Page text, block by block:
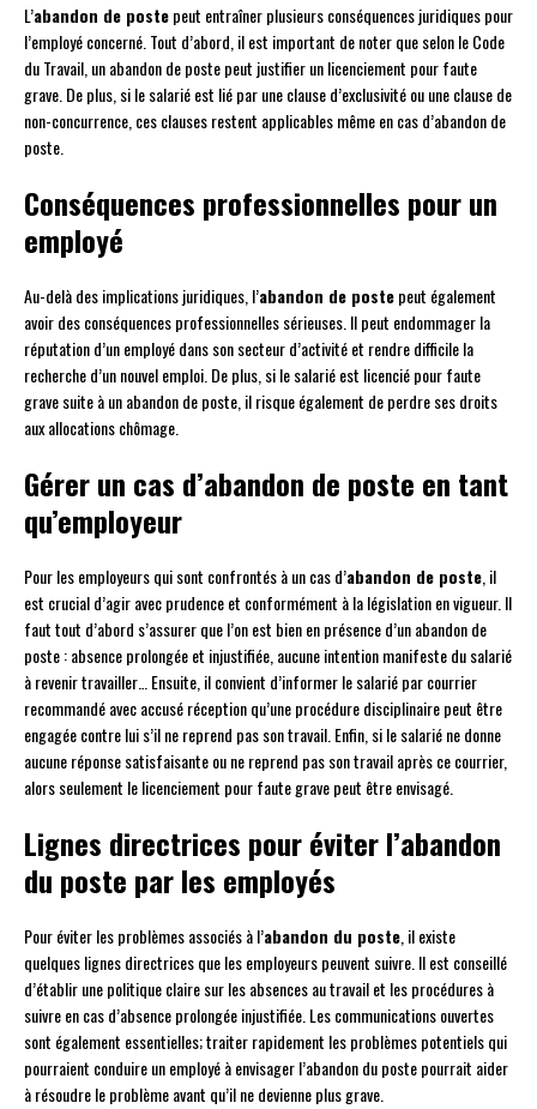
L’abandon de postepeut entraîner plusieurs conséquences juridiques pour
l’employé concerné. Tout d’abord, il est important de noter que selon le Code
du Travail, un abandon de poste peut justifier un licenciement pour faute
grave. De plus, si le salarié est lié par une clause d’exclusivité ou une clause de
non-concurrence, ces clauses restent applicables même en cas d’abandon de
poste.
Conséquences professionnelles pour un
employé
Au-delà des implications juridiques, l’abandon de postepeut également
avoir des conséquences professionnelles sérieuses. Il peut endommager la
réputation d’un employé dans son secteur d’activité et rendre difficile la
recherche d’un nouvel emploi. De plus, si le salarié est licencié pour faute
grave suite à un abandon de poste, il risque également de perdre ses droits
aux allocations chômage.
Gérer un cas d’abandon de poste en tant
qu’employeur
Pour les employeurs qui sont confrontés à un cas d’abandon de poste, il
est crucial d’agir avec prudence et conformément à la législation en vigueur. Il
faut tout d’abord s’assurer que l’on est bien en présence d’un abandon de
poste : absence prolongée et injustifiée, aucune intention manifeste du salarié
à revenir travailler… Ensuite, il convient d’informer le salarié par courrier
recommandé avec accusé réception qu’une procédure disciplinaire peut être
engagée contre lui s’il ne reprend pas son travail. Enfin, si le salarié ne donne
aucune réponse satisfaisante ou ne reprend pas son travail après ce courrier,
alors seulement le licenciement pour faute grave peut être envisagé.
Lignes directrices pour éviter l’abandon
du poste par les employés
Pour éviter les problèmes associés à l’abandon du poste, il existe
quelques lignes directrices que les employeurs peuvent suivre. Il est conseillé
d’établir une politique claire sur les absences au travail et les procédures à
suivre en cas d’absence prolongée injustifiée. Les communications ouvertes
sont également essentielles; traiter rapidement les problèmes potentiels qui
pourraient conduire un employé à envisager l’abandon du poste pourrait aider
à résoudre le problème avant qu’il ne devienne plus grave.